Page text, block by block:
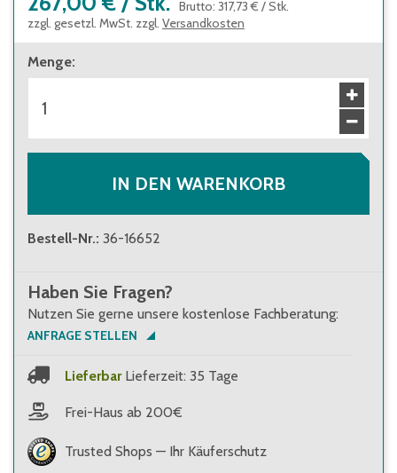
Brutto: 317,73 € /Stk.
zzgl. gesetzl. MwSt. zzgl. Versandkosten
Menge:
IN DEN WARENKORB
Bestell-Nr.: 36-16652
Haben Sie Fragen?
Nutzen Sie gerne unsere kostenlose Fachberatung:
ANFRAGE STELLEN
Lieferbar Lieferzeit: 35 Tage
Frei-Haus ab 200€
Trusted Shops — Ihr Käuferschutz